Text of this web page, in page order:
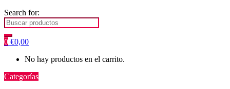
Search for:
0 €0,00
No hay productos en el carrito.
Categorías